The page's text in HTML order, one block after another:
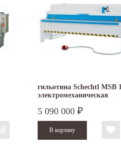
гильотина Schechtl MSB
электромеханическая
5 090 000 ₽